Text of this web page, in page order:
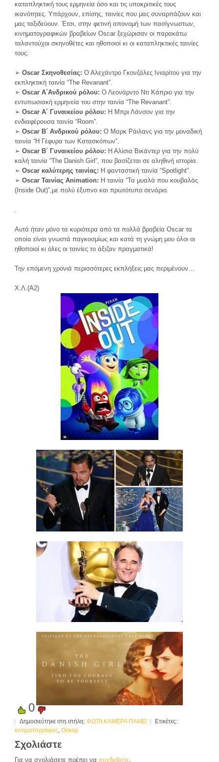
καταπληκτική τους ερμηνεία όσο και τις υποκριτικές τους
ικανότητες. Υπάρχουν, επίσης, ταινίες που μας συναρπάζουν και
μας ταξιδεύουν. Έτσι, στην φετινή απονομή των πασίγνωστων,
κινηματογραφικών βραβείων Oscar ξεχώρισαν οι παρακάτω
ταλαντούχοι σκηνοθέτες και ηθοποιοί κι οι καταπληκτικές ταινίες
τους:
➢ Oscar Σκηνοθεσίας: Ο Αλεχάντρο Γκονζάλες Ινιαρίτου για την
εκπληκτική ταινία “The Revanant”.
➢ Oscar Α΄Ανδρικού ρόλου: Ο Λεονάρντο Ντι Κάπριο για την
εντυπωσιακή ερμηνεία του στην ταινία “The Revanant”.
➢ Oscar Α΄ Γυναικείου ρόλου: Η Μπρι Λάνσον για την
ενδιαφέρουσα ταινία “Room”.
➢ Oscar Β΄ Ανδρικού ρόλου: Ο Μαρκ Ράιλανς για την μοναδική
ταινία “Η Γέφυρα των Κατασκόπων”.
➢ Oscar Β΄ Γυναικείου ρόλου: Η Αλίσια Βικάντερ για την πολύ
καλή ταινία “The Danish Girl”, που βασίζεται σε αληθινή ιστορία.
➢ Oscar καλύτερης ταινίας: Η φανταστική ταινία “Spotlight”.
➢ Oscar Ταινίας Animation: Η ταινία “Τα μυαλά που κουβαλάς
(Inside Out)”,με πολύ έξυπνο και πρωτότυπο σενάριο.
.
Αυτά ήταν μόνο τα κυριότερα από τα πολλά βραβεία Oscar τα
οποία είναι γνωστά παγκοσμίως και κατά τη γνώμη μου όλοι οι
ηθοποιοί κι όλες οι ταινίες το άξιζαν πραγματικά!
Την επόμενη χρονιά περισσότερες εκπλήξεις μας περιμένουν…
X.Λ.(Α2)
0
Δημοσιεύτηκε στη στήλη: ΦΩΤΑ ΚΑΜΕΡΑ ΠΑΜΕ!
Ετικέτες:
κινηματογράφος, Οσκαρ
Σχολιάστε
Για να σχολιάσετε πρέπει να συνδεθείτε.